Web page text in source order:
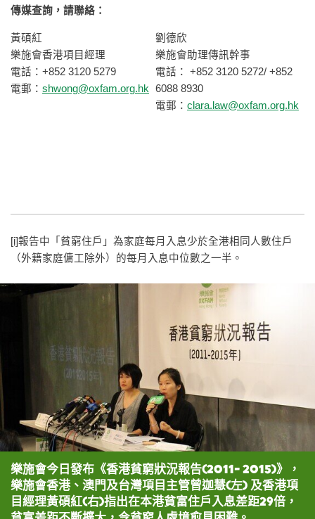
傳媒查詢，請聯絡：
黃碩紅
樂施會香港項目經理
電話：+852 3120 5279
電郵： shwong@oxfam.org.hk
劉德欣
樂施會助理傳訊幹事
電話： +852 3120 5272/ +852
6088 8930
電郵： clara.law@oxfam.org.hk
[i]報告中「貧窮住戶」為家庭每月入息少於全港相同人數住戶
（外籍家庭傭工除外）的每月入息中位數之一半。
樂施會今日發布《香港貧窮狀況報告(2011- 2015)》，
樂施會香港、澳門及台灣項目主管曾迦慧(左) 及香港項
目經理黃碩紅(右)指出在本港貧富住戶入息差距29倍，